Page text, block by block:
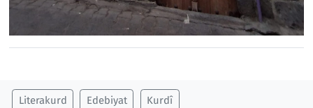
Literakurd Edebiyat Kurdî